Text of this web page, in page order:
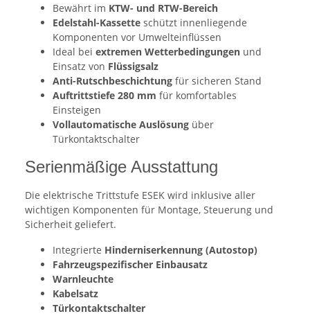
Bewährt im KTW- und RTW-Bereich
Edelstahl-Kassette schützt innenliegende
Komponenten vor Umwelteinflüssen
Ideal bei extremen Wetterbedingungen und
Einsatz von Flüssigsalz
Anti-Rutschbeschichtung für sicheren Stand
Auftrittstiefe 280 mm für komfortables
Einsteigen
Vollautomatische Auslösung über
Türkontaktschalter
Serienmäßige Ausstattung
Die elektrische Trittstufe ESEK wird inklusive aller
wichtigen Komponenten für Montage, Steuerung und
Sicherheit geliefert.
Integrierte Hinderniserkennung (Autostop)
Fahrzeugspezifischer Einbausatz
Warnleuchte
Kabelsatz
Türkontaktschalter